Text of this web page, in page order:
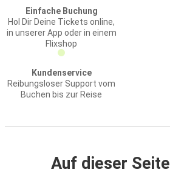
Einfache Buchung
Hol Dir Deine Tickets online,
in unserer App oder in einem
Flixshop
Kundenservice
Reibungsloser Support vom
Buchen bis zur Reise
Auf dieser Seite